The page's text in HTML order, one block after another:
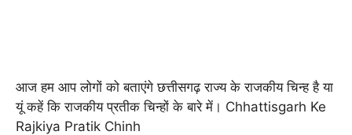
आज हम आप लोगों को बताएंगे छत्तीसगढ़ राज्य के राजकीय चिन्ह है या
यूं कहें कि राजकीय प्रतीक चिन्हों के बारे में। Chhattisgarh Ke
Rajkiya Pratik Chinh